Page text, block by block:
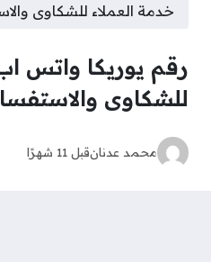
خدمة العملاء للشكاوى
رقم يوريكا واتس
للشكاوى
محمد عدنانقبل 11 شهرًا